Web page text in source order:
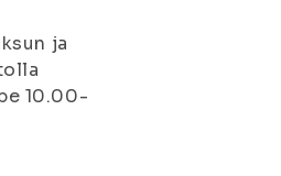
ja
10.00-